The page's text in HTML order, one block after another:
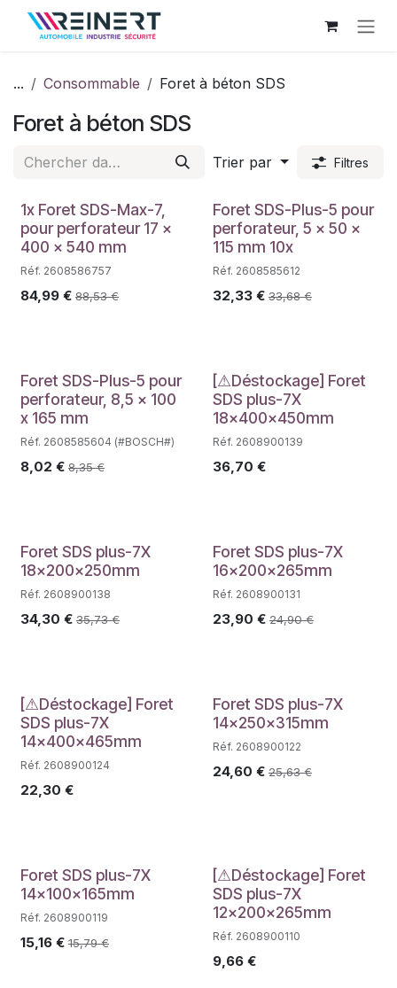
Se rendre au contenu
... Consommable Foret à béton SDS
Foret à béton SDS
Trier par Filtres
1x Foret SDS-Max-7,
pour perforateur 17 x
400 x 540 mm
Réf. 2608586757
84,99 € 88,53€
Foret SDS-Plus-5 pour
perforateur, 5 x 50 x
115 mm 10x
Réf. 2608585612
32,33€ 33,68€
Foret SDS-Plus-5 pour
perforateur, 8,5 x 100
x 165 mm
Réf. 2608585604 (#BOSCH#)
8,02 € 8,35€
Déstockage
[⚠Déstockage] Foret
SDS plus-7X
18x400x450mm
Réf. 2608900139
36,70 €
Foret SDS plus-7X
18x200x250mm
Réf. 2608900138
34,30 € 35,73€
Foret SDS plus-7X
16x200x265mm
Réf. 2608900131
23,90 € 24,90€
Déstockage
[⚠Déstockage] Foret
SDS plus-7X
14x400x465mm
Réf. 2608900124
22,30 €
Foret SDS plus-7X
14x250x315mm
Réf. 2608900122
24,60 € 25,63€
Foret SDS plus-7X
14x100x165mm
Réf. 2608900119
15,16 € 15,79€
Déstockage
[⚠Déstockage] Foret
SDS plus-7X
12x200x265mm
Réf. 2608900110
9,66€